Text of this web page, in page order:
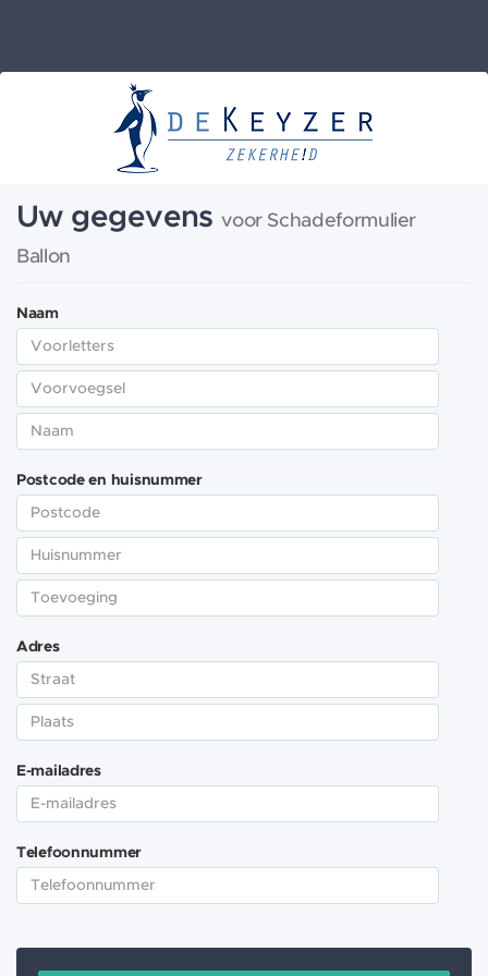
Uw gegevensvoor Schadeformulier
Ballon
Naam
Postcode en huisnummer
Adres
E-mailadres
Telefoonnummer